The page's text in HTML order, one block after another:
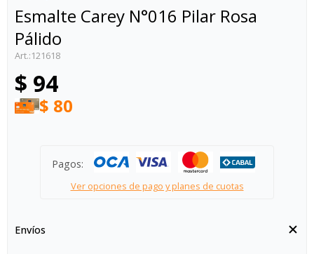
Esmalte Carey N°016 Pilar Rosa
Pálido
121618
$ 94
$ 80
Pagos:
Ver opciones de pago y planes de cuotas
Envíos